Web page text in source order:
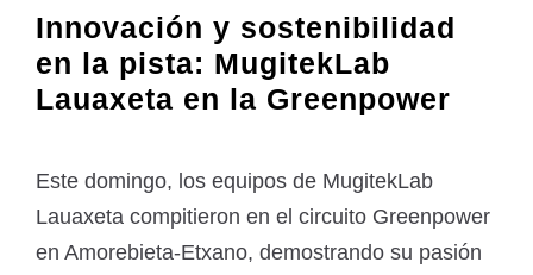
Innovación y sostenibilidad
en la pista: MugitekLab
Lauaxeta en la Greenpower
Este domingo, los equipos de MugitekLab
Lauaxeta compitieron en el circuito Greenpower
en Amorebieta-Etxano, demostrando su pasión